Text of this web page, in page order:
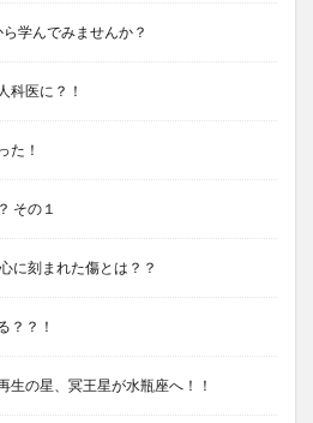
学んでみませんか？
科医に？！
た！
その１
に刻まれた傷とは？？
？？！
の星、冥王星が水瓶座へ！！